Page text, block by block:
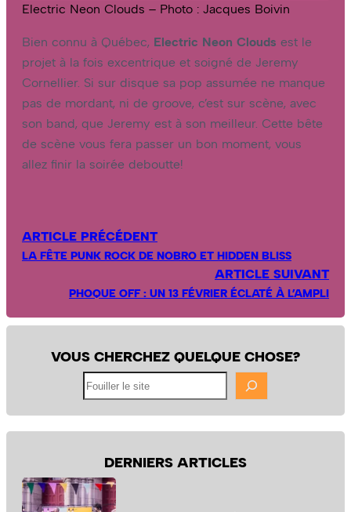
Electric Neon Clouds – Photo : Jacques Boivin
Bien connu à Québec, Electric Neon Clouds est le
projet à la fois excentrique et soigné de Jeremy
Cornellier. Si sur disque sa pop assumée ne manque
pas de mordant, ni de groove, c’est sur scène, avec
son band, que Jeremy est à son meilleur. Cette bête
de scène vous fera passer un bon moment, vous
allez finir la soirée deboutte!
ARTICLE PRÉCÉDENT
LA FÊTE PUNK ROCK DE NOBRO ET HIDDEN BLISS
ARTICLE SUIVANT
PHOQUE OFF : UN 13 FÉVRIER ÉCLATÉ À L’AMPLI
VOUS CHERCHEZ QUELQUE CHOSE?
DERNIERS ARTICLES